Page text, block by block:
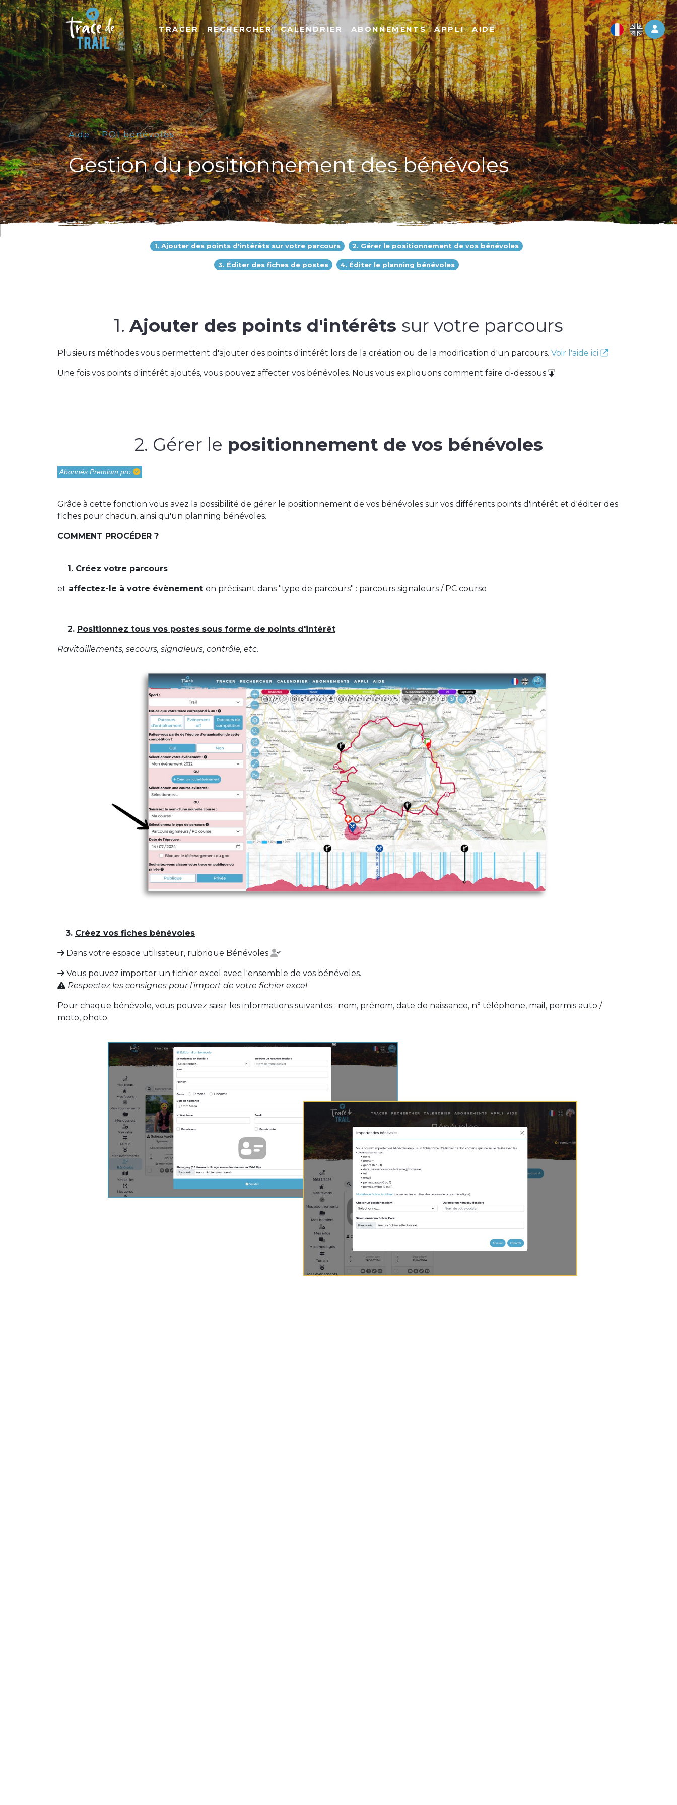
Log
TRACER RECHERCHER CALENDRIER ABONNEMENTS APPLI AIDE
Aide POI bénévoles
Gestion du positionnement des bénévoles
1. Ajouter des points d'intérêts sur votre parcours 2. Gérer le positionnement de vos bénévoles
3. Éditer des fiches de postes 4. Éditer le planning bénévoles
1. Ajouter des points d'intérêts sur votre parcours
Plusieurs méthodes vous permettent d'ajouter des points d'intérêt lors de la création ou de la modification d'un parcours. Voir l'aide ici
Une fois vos points d'intérêt ajoutés, vous pouvez affecter vos bénévoles. Nous vous expliquons comment faire ci-dessous
2. Gérer le positionnement de vos bénévoles
Abonnés Premium pro
Grâce à cette fonction vous avez la possibilité de gérer le positionnement de vos bénévoles sur vos différents points d'intérêt et d'éditer des
fiches pour chacun, ainsi qu'un planning bénévoles.
COMMENT PROCÉDER ?
1. Créez votre parcours
et affectez-le à votre évènement en précisant dans "type de parcours" : parcours signaleurs / PC course
2. Positionnez tous vos postes sous forme de points d'intérêt
Ravitaillements, secours, signaleurs, contrôle, etc.
3. Créez vos fiches bénévoles
Dans votre espace utilisateur, rubrique Bénévoles
Vous pouvez importer un fichier excel avec l'ensemble de vos bénévoles.
Respectez les consignes pour l'import de votre fichier excel
Pour chaque bénévole, vous pouvez saisir les informations suivantes : nom, prénom, date de naissance, n° téléphone, mail, permis auto /
moto, photo.